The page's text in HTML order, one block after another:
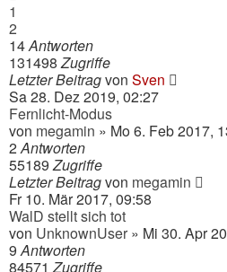
1
2
14Antworten
131498Zugriffe
Letzter Beitragvon Sven
Sa 28. Dez 2019, 02:27
Fernlicht-Modus
von megamin » Mo 6. Feb 2017,
2Antworten
55189Zugriffe
Letzter Beitragvon megamin
Fr 10. Mär 2017, 09:58
WalD stellt sich tot
von UnknownUser » Mi 30. Apr
9Antworten
84571Zugriffe